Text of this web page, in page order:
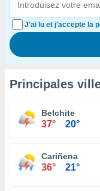
J'ai lu et j'accepte la
Principales
Belchite
37° 20°
Cariñena
36° 21°